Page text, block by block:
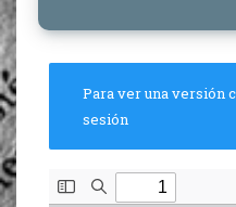
Para ver una versión
sesión